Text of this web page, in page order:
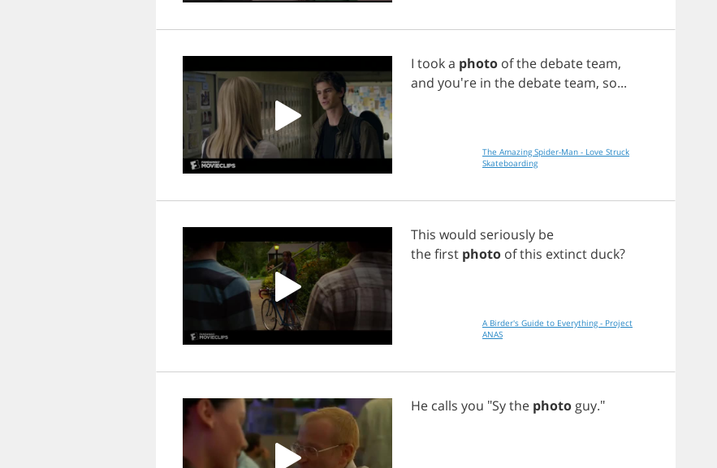
I tooka photo ofthe debateteam,
and you're in the debateteam, so...
The Amazing Spider-Man - Love Struck
Skateboarding
This would seriously be
thefirst photo ofthis extinct duck?
A Birder's Guide to Everything - Project
ANAS
He calls you "Sythe photo guy."